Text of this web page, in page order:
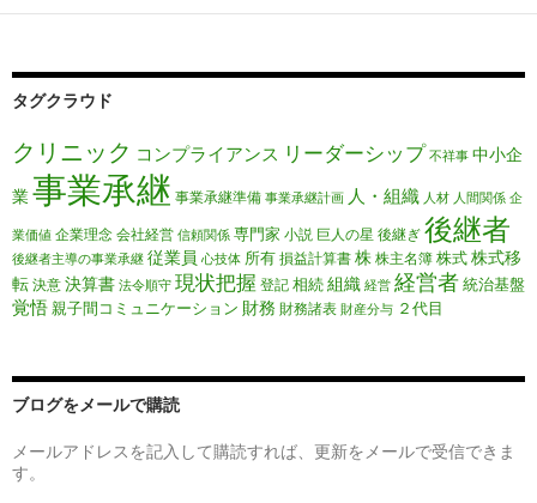
タグクラウド
クリニック コンプライアンス リーダーシップ 不祥事 中小企
業事業承継 事業承継準備 事業承継計画 人・組織 人材 人間関係 企
業価値 企業理念 会社経営 信頼関係 専門家 小説 巨人の星 後継ぎ 後継者
後継者主導の事業承継 従業員 心技体 所有 損益計算書 株 株主名簿 株式株式移
転 決意 決算書 法令順守 現状把握 登記 相続組織 経営 経営者統治基盤
覚悟親子間コミュニケーション 財務 財務諸表 財産分与 ２代目
ブログをメールで購読
メールアドレスを記入して購読すれば、更新をメールで受信できま
す。